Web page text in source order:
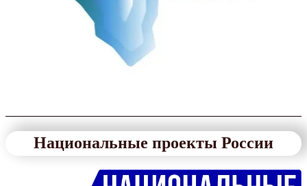
Национальные проекты России